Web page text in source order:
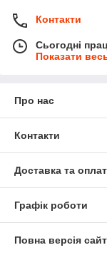
Контакти
Сьогодні
Показати
Про нас
Контакти
Доставка та
Графік роботи
Повна версія